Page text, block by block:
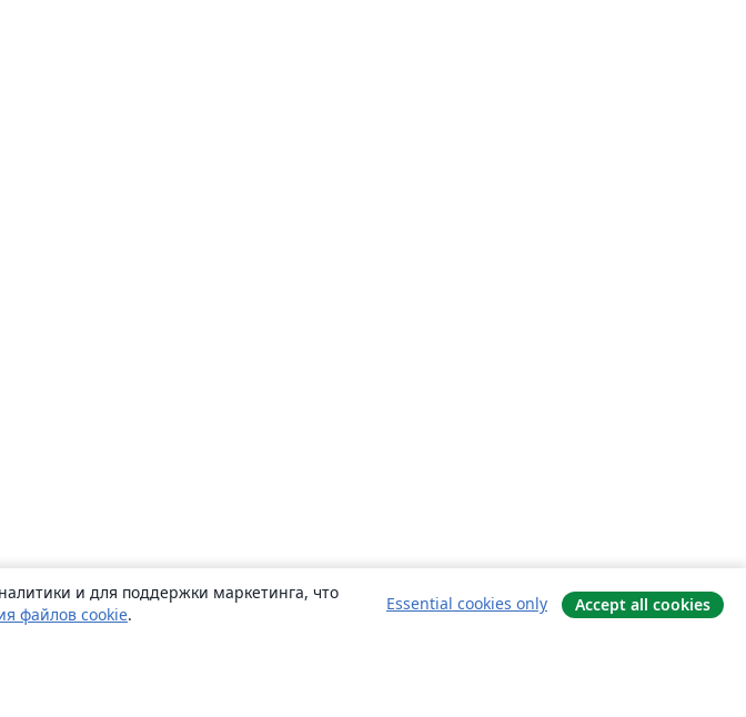
и для поддержки маркетинга, что
файлов cookie.
Essential cookies only Accept all cookies